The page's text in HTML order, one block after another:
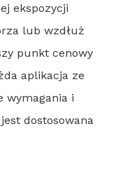
ekspozycji
lub wzdłuż
punkt cenowy
aplikacja ze
wymagania i
dostosowana